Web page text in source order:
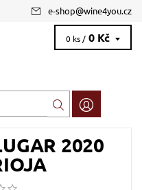
e-shop@wine4you.cz
0 ks / 0 Kč
2020